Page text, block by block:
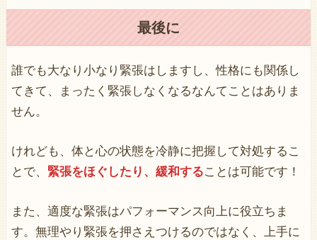
最後に
誰でも大なり小なり緊張はしますし、性格にも関係し
てきて、まったく緊張しなくなるなんてことはありま
せん。
けれども、体と心の状態を冷静に把握して対処するこ
とで、 緊張をほぐしたり、緩和することは可能です！
また、適度な緊張はパフォーマンス向上に役立ちま
す。無理やり緊張を押さえつけるのではなく、上手に